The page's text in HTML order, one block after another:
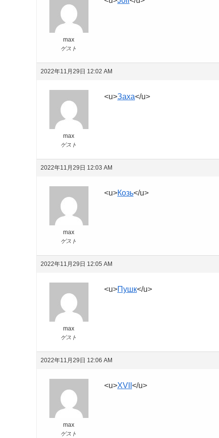
max
ゲスト
2022年11月29日 12:02 AM
max
ゲスト
<u>Заха</u>
2022年11月29日 12:03 AM
max
ゲスト
<u>Козь</u>
2022年11月29日 12:05 AM
max
ゲスト
<u>Пушк</u>
2022年11月29日 12:06 AM
max
ゲスト
<u>XVII </u>